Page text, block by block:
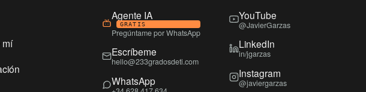
mí
Agente IA
GRATIS
Pregúntame por WhatsApp
Escríbeme
hello@233gradosdeti.com
WhatsApp
YouTube
@JavierGarzas
LinkedIn
in/jgarzas
Instagram
@javiergarzas